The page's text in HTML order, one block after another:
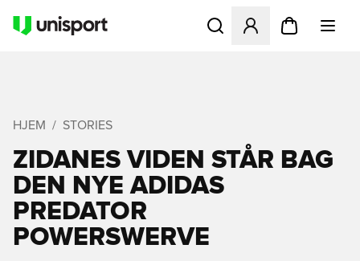
Åbner en Modal til at
HJEM STORIES
ZIDANES VIDEN STÅR BAG
DEN NYE ADIDAS
PREDATOR
POWERSWERVE